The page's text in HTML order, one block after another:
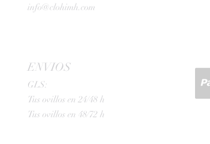
info@clohimh.com
ENVIOS
GLS:
Tus ovillos en 24/48 h
Tus ovillos en 48/72 h